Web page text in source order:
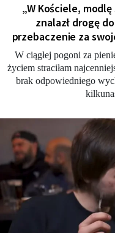
„W Kościele,
znalazł drogę
przebaczenie za
W ciągłej pogoni za
życiem straciłam
brak odpowiedniego